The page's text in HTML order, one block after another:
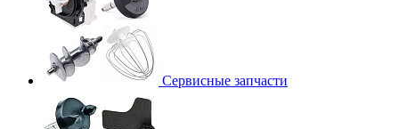
Сервисные запчасти